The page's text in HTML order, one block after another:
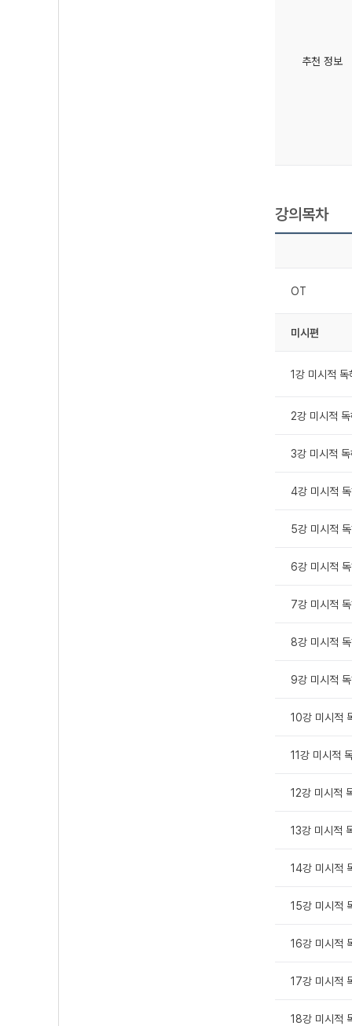
추천 정보
강의목차
OT
미시편
1강 미시적
2강 미시적
3강 미시적
4강 미시적
5강 미시적
6강 미시적
7강 미시적
8강 미시적
9강 미시적
10강 미시적
11강 미시적
12강 미시적
13강 미시적
14강 미시적
15강 미시적
16강 미시적
17강 미시적
18강 미시적